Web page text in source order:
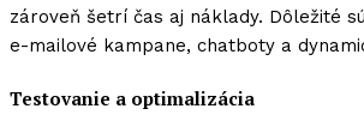
zároveň šetrí čas aj náklady. Dôležité
e-mailové kampane, chatboty a
Testovanie a optimalizácia